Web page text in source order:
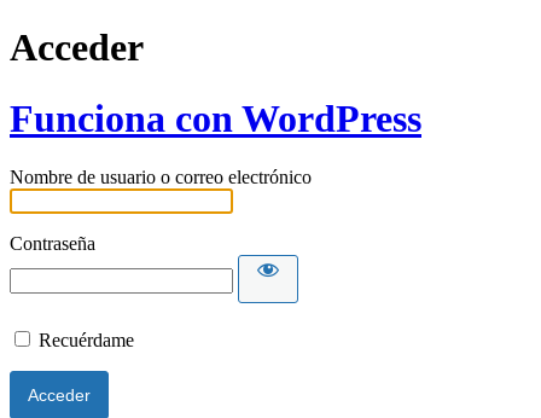
Acceder
Funciona con WordPress
Nombre de usuario o correo electrónico
Contraseña
Recuérdame